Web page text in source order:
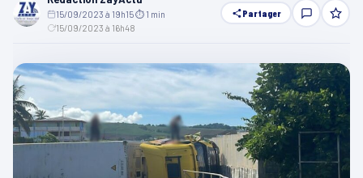
15/09/2023 à 19h15⏱ 1 min
15/09/2023 à 16h48
Partager